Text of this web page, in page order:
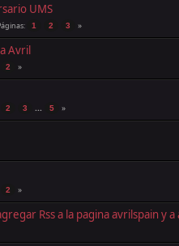
UMS
1 2 3
Avril
2
2 3 ... 5
2
Rss a la pagina avrilspain y a